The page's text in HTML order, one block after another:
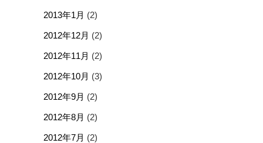
2013年1月 (2)
2012年12月 (2)
2012年11月 (2)
2012年10月 (3)
2012年9月 (2)
2012年8月 (2)
2012年7月 (2)